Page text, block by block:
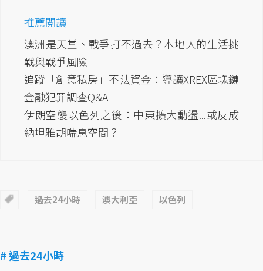
推薦閱讀
澳洲是天堂、戰爭打不過去？本地人的生活挑
戰與戰爭風險
追蹤「創意私房」不法資金：導讀XREX區塊鏈
金融犯罪調查Q&A
伊朗空襲以色列之後：中東擴大動盪...或反成
納坦雅胡喘息空間？
過去24小時 澳大利亞 以色列
# 過去24小時